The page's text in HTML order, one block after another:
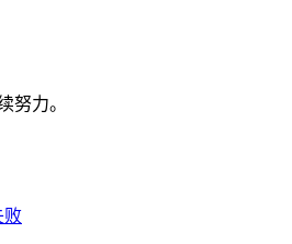
努力。
败